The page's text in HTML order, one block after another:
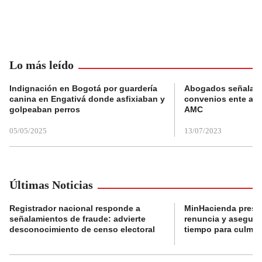
Lo más leído
Indignación en Bogotá por guardería
canina en Engativá donde asfixiaban y
golpeaban perros
05/05/2025
Abogados
convenios ente
AMC
13/07/2023
Últimas Noticias
Registrador nacional responde a
señalamientos de fraude: advierte
desconocimiento de censo electoral
MinHacienda
renuncia y
tiempo para